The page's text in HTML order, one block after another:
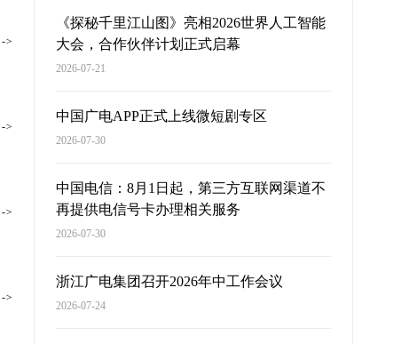
->
->
->
->
《探秘千里江山图》亮相2026世界人工智能
大会，合作伙伴计划正式启幕
2026-07-21
中国广电APP正式上线微短剧专区
2026-07-30
中国电信：8月1日起，第三方互联网渠道不
再提供电信号卡办理相关服务
2026-07-30
浙江广电集团召开2026年中工作会议
2026-07-24